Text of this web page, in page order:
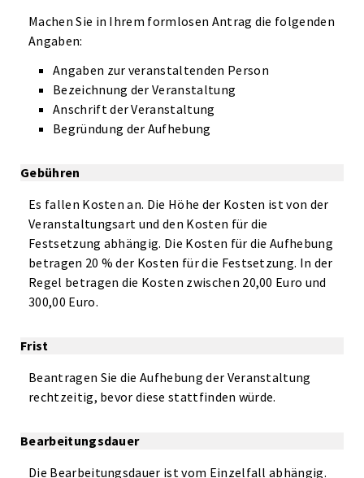
Machen Sie in Ihrem formlosen Antrag die folgenden
Angaben:
Angaben zur veranstaltenden Person
Bezeichnung der Veranstaltung
Anschrift der Veranstaltung
Begründung der Aufhebung
Gebühren
Es fallen Kosten an. Die Höhe der Kosten ist von der
Veranstaltungsart und den Kosten für die
Festsetzung abhängig. Die Kosten für die Aufhebung
betragen 20 % der Kosten für die Festsetzung. In der
Regel betragen die Kosten zwischen 20,00 Euro und
300,00 Euro.
Frist
Beantragen Sie die Aufhebung der Veranstaltung
rechtzeitig, bevor diese stattfinden würde.
Bearbeitungsdauer
Die Bearbeitungsdauer ist vom Einzelfall abhängig.